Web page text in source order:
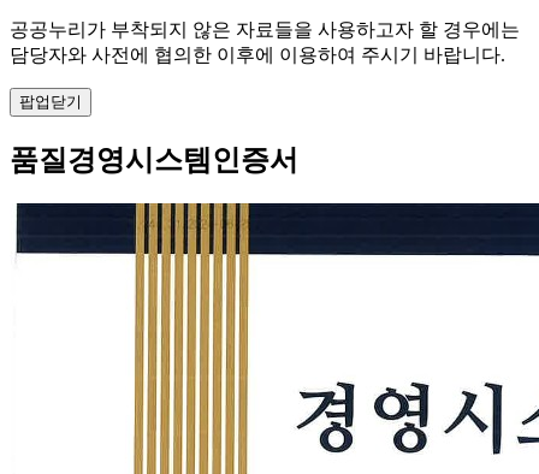
공공누리가 부착되지 않은 자료들을 사용하고자 할 경우에는
담당자와 사전에 협의한 이후에 이용하여 주시기 바랍니다.
팝업닫기
품질경영시스템인증서